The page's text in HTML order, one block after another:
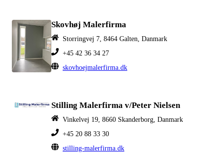
Skovhøj Malerfirma
Storringvej 7, 8464 Galten, Danmark
+45 42 36 34 27
skovhoejmalerfirma.dk
Stilling Malerfirma v/Peter Nielsen
Vinkelvej 19, 8660 Skanderborg, Danmark
+45 20 88 33 30
stilling-malerfirma.dk